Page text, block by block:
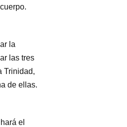
la
las tres
Trinidad,
de ellas.
el